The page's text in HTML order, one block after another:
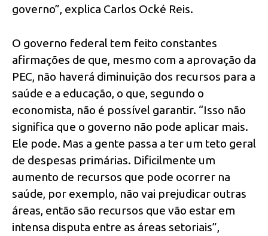
governo”, explica Carlos Ocké Reis.
O governo federal tem feito constantes
afirmações de que, mesmo com a aprovação da
PEC, não haverá diminuição dos recursos para a
saúde e a educação, o que, segundo o
economista, não é possível garantir. “Isso não
significa que o governo não pode aplicar mais.
Ele pode. Mas a gente passa a ter um teto geral
de despesas primárias. Dificilmente um
aumento de recursos que pode ocorrer na
saúde, por exemplo, não vai prejudicar outras
áreas, então são recursos que vão estar em
intensa disputa entre as áreas setoriais”,